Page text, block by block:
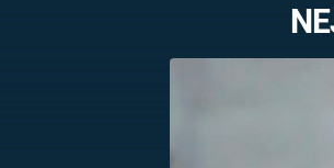
světová válka